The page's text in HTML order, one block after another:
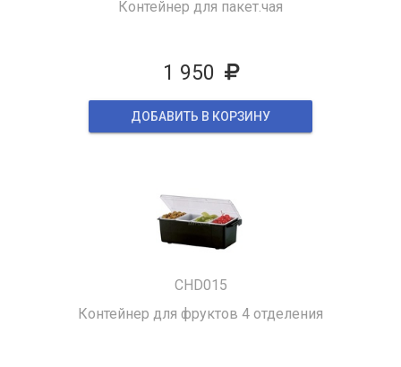
Контейнер для пакет.чая
1 950
ДОБАВИТЬ В КОРЗИНУ
CHD015
Контейнер для фруктов 4 отделения